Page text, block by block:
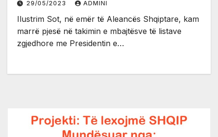
29/05/2023 ADMINI
Ilustrim Sot, në emër të Aleancës Shqiptare, kam
marrë pjesë në takimin e mbajtësve të listave
zgjedhore me Presidentin e…